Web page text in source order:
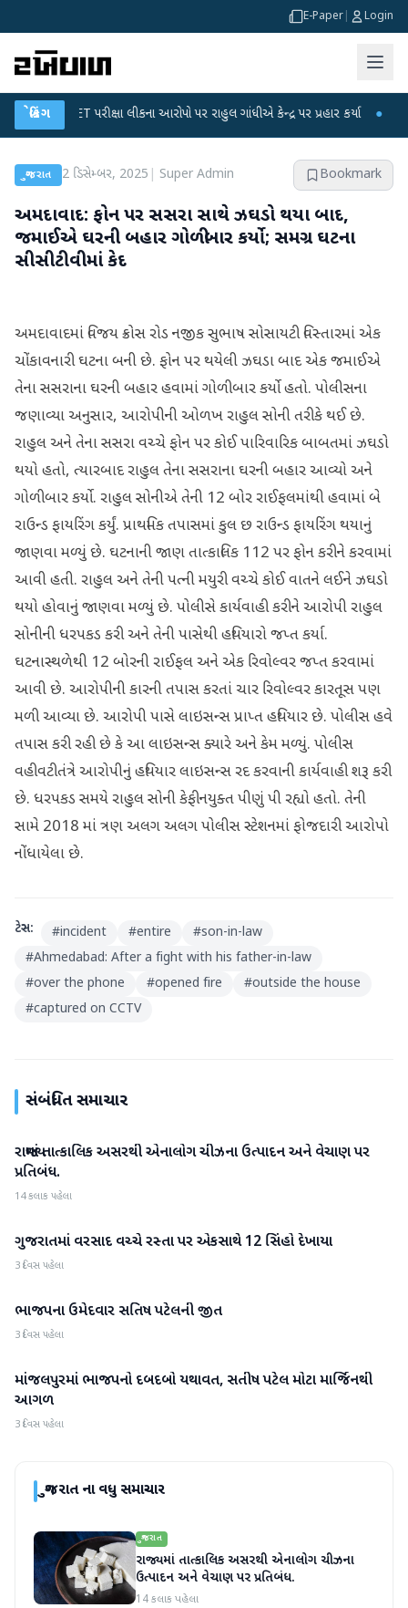
E-Paper Login
બ્રેકિંગ
NET પરીક્ષા લીકના આરોપો પર રાહુલ ગાંધીએ કેન્દ્ર પર પ્રહાર કર્યા ●
ગુજરાત 2 ડિસેમ્બર, 2025 Super Admin Bookmark
અમદાવાદ: ફોન પર સસરા સાથે ઝઘડો થયા બાદ,
જમાઈએ ઘરની બહાર ગોળીબાર કર્યો; સમગ્ર ઘટના
સીસીટીવીમાં કેદ
અમદાવાદમાં વિજય ક્રોસ રોડ નજીક સુભાષ સોસાયટી વિસ્તારમાં એક
ચોંકાવનારી ઘટના બની છે. ફોન પર થયેલી ઝઘડા બાદ એક જમાઈએ
તેના સસરાના ઘરની બહાર હવામાં ગોળીબાર કર્યો હતો. પોલીસના
જણાવ્યા અનુસાર, આરોપીની ઓળખ રાહુલ સોની તરીકે થઈ છે.
રાહુલ અને તેના સસરા વચ્ચે ફોન પર કોઈ પારિવારિક બાબતમાં ઝઘડો
થયો હતો, ત્યારબાદ રાહુલ તેના સસરાના ઘરની બહાર આવ્યો અને
ગોળીબાર કર્યો. રાહુલ સોનીએ તેની 12 બોર રાઈફલમાંથી હવામાં બે
રાઉન્ડ ફાયરિંગ કર્યું. પ્રાથમિક તપાસમાં કુલ છ રાઉન્ડ ફાયરિંગ થયાનું
જાણવા મળ્યું છે. ઘટનાની જાણ તાત્કાલિક 112 પર ફોન કરીને કરવામાં
આવી હતી. રાહુલ અને તેની પત્ની મયુરી વચ્ચે કોઈ વાતને લઈને ઝઘડો
થયો હોવાનું જાણવા મળ્યું છે. પોલીસે કાર્યવાહી કરીને આરોપી રાહુલ
સોનીની ધરપકડ કરી અને તેની પાસેથી હથિયારો જપ્ત કર્યા.
ઘટનાસ્થળેથી 12 બોરની રાઈફલ અને એક રિવોલ્વર જપ્ત કરવામાં
આવી છે. આરોપીની કારની તપાસ કરતાં ચાર રિવોલ્વર કારતૂસ પણ
મળી આવ્યા છે. આરોપી પાસે લાઇસન્સ પ્રાપ્ત હથિયાર છે. પોલીસ હવે
તપાસ કરી રહી છે કે આ લાઇસન્સ ક્યારે અને કેમ મળ્યું. પોલીસ
વહીવટીતંત્રે આરોપીનું હથિયાર લાઇસન્સ રદ કરવાની કાર્યવાહી શરૂ કરી
છે. ધરપકડ સમયે રાહુલ સોની કેફીનયુક્ત પીણું પી રહ્યો હતો. તેની
સામે 2018 માં ત્રણ અલગ અલગ પોલીસ સ્ટેશનમાં ફોજદારી આરોપો
નોંધાયેલા છે.
ટેગ્સ: #incident #entire #son-in-law
#Ahmedabad: After a fight with his father-in-law
#over the phone #opened fire #outside the house
#captured on CCTV
સંબંધિત સમાચાર
ગુજરાત
રાજ્યમાં તાત્કાલિક અસરથી એનાલોગ ચીઝના ઉત્પાદન અને વેચાણ પર
પ્રતિબંધ.
14 કલાક પહેલા
ગુજરાત
ગુજરાતમાં વરસાદ વચ્ચે રસ્તા પર એકસાથે 12 સિંહો દેખાયા
3 દિવસ પહેલા
ગુજરાત
ભાજપના ઉમેદવાર સતિષ પટેલની જીત
3 દિવસ પહેલા
ગુજરાત
માંજલપુરમાં ભાજપનો દબદબો યથાવત, સતીષ પટેલ મોટા માર્જિનથી
આગળ
3 દિવસ પહેલા
ગુજરાતના વધુ સમાચાર
ગુજરાત
રાજ્યમાં તાત્કાલિક અસરથી એનાલોગ ચીઝના
ઉત્પાદન અને વેચાણ પર પ્રતિબંધ.
14 કલાક પહેલા